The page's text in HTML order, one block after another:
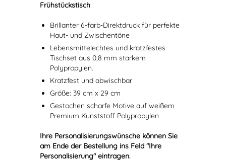
Frühstückstisch
Brillanter 6-farb-Direktdruck für perfekte
Haut- und Zwischentöne
Lebensmittelechtes und kratzfestes
Tischset aus 0,8 mm starkem
Polypropylen.
Kratzfest und abwischbar
Größe: 39 cm x 29 cm
Gestochen scharfe Motive auf weißem
Premium Kunststoff Polypropylen
Ihre Personalisierungswünsche können Sie
am Ende der Bestellung ins Feld "Ihre
Personalisierung" eintragen.